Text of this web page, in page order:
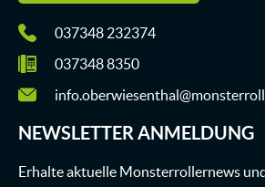
037348 232374
037348 8350
NEWSLETTER ANMELDUNG
Erhalte aktuelle Monsterrollernews